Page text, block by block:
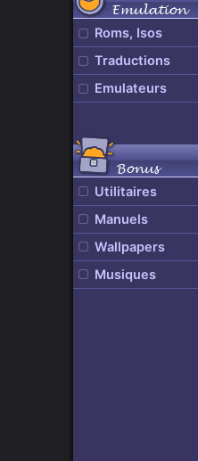
Emulation
Roms, Isos
Traductions
Emulateurs
Bonus
Utilitaires
Manuels
Wallpapers
Musiques